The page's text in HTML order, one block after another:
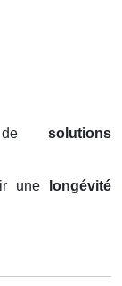
solutions
une
longévité